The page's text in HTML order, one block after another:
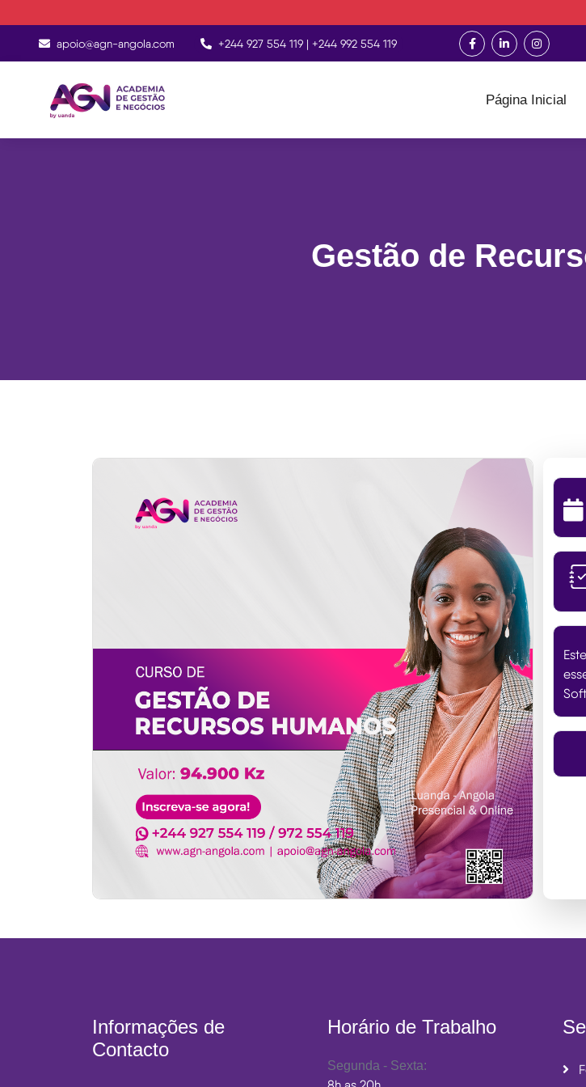
apoio@agn-angola.com +244 927 554 119 | +244 992 554 119
Página Inicial
Gestão de
Informações de
Contacto
Horário de Trabalho
Segunda - Sexta: